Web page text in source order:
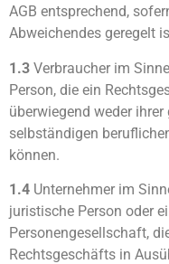
AGB entsprechend,
Abweichendes geregelt
1.3 Verbraucher im
Person, die ein
überwiegend weder
selbständigen
können.
1.4 Unternehmer im
juristische Person oder
Personengesellschaft,
Rechtsgeschäfts in